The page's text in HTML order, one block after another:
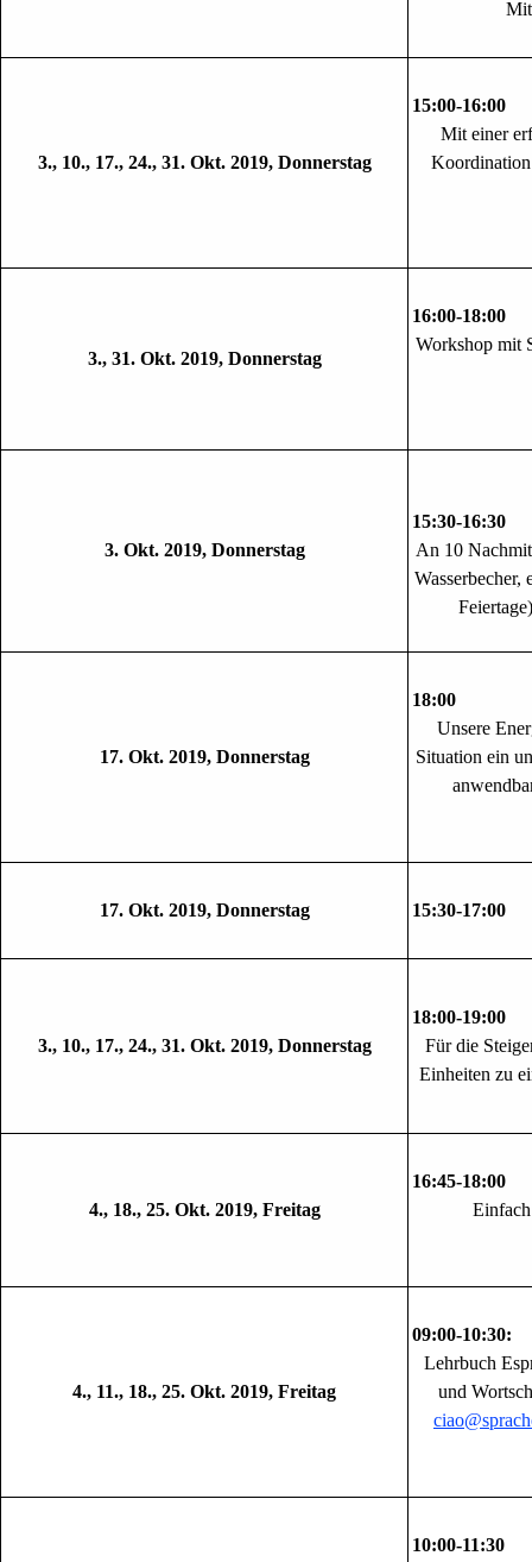
Mit
3., 10., 17., 24., 31. Okt. 2019, Donnerstag
Mit einer
3., 31. Okt. 2019, Donnerstag
Workshop mit
3. Okt. 2019, Donnerstag
15:30-
An 10
17. Okt. 2019, Donnerstag
Unsere
Situation ein
17. Okt. 2019, Donnerstag 15:30-17:00
3., 10., 17., 24., 31. Okt. 2019, Donnerstag
18:00-
Für die
Einheiten zu
4., 18., 25. Okt. 2019, Freitag
4., 11., 18., 25. Okt. 2019, Freitag
09:00-10:30:
Lehrbuch
und
10:00-